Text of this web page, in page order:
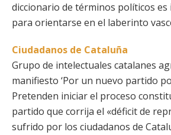
diccionario de términos políticos es
para orientarse en el laberinto
Ciudadanos de Cataluña
Grupo de intelectuales catalanes
manifiesto ‘Por un nuevo partido
Pretenden iniciar el proceso
partido que corrija el «déficit de
sufrido por los ciudadanos de